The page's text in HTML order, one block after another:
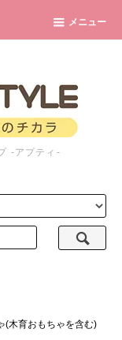
メニュー
-アプティ-
(木育おもちゃを含む)